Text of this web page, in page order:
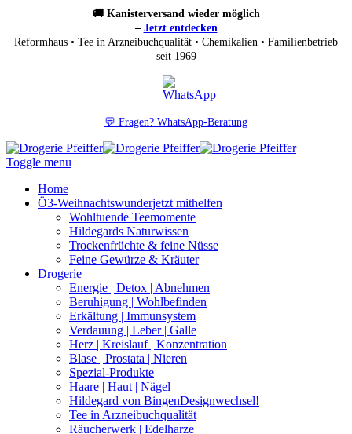
🚚 Kanisterversand wieder möglich
– Jetzt entdecken
Reformhaus • Tee in Arzneibuchqualität • Chemikalien • Familienbetrieb
seit 1969
💬 Fragen? WhatsApp-Beratung
Toggle menu
Home
Ö3-Weihnachtswunderjetzt mithelfen
Wohltuende Teemomente
Hildegards Naturwissen
Trockenfrüchte & feine Nüsse
Feine Gewürze & Kräuter
Drogerie
Energie | Detox | Abnehmen
Beruhigung | Wohlbefinden
Erkältung | Immunsystem
Verdauung | Leber | Galle
Herz | Kreislauf | Konzentration
Blase | Prostata | Nieren
Spezial-Produkte
Haare | Haut | Nägel
Hildegard von BingenDesignwechsel!
Tee in Arzneibuchqualität
Räucherwerk | Edelharze